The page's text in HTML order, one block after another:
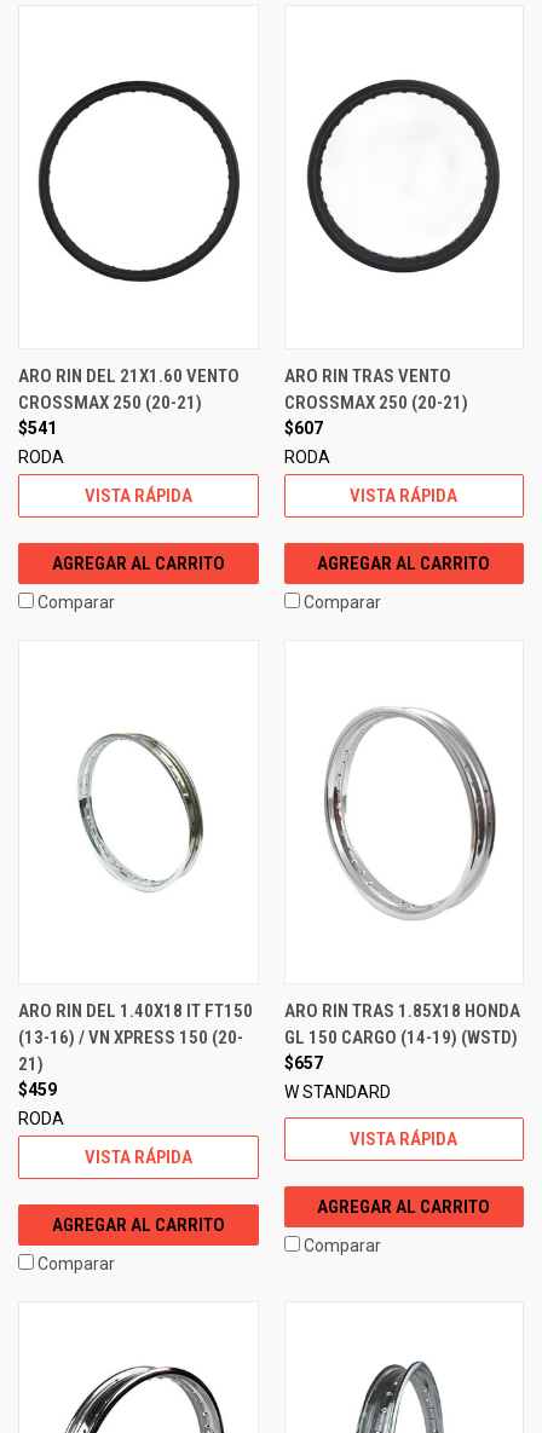
ARO RIN DEL 21X1.60 VENTO
CROSSMAX 250 (20-21)
$541
RODA
VISTA RÁPIDA
AGREGAR AL CARRITO
Comparar
ARO RIN TRAS VENTO
CROSSMAX 250 (20-21)
$607
RODA
VISTA RÁPIDA
AGREGAR AL CARRITO
Comparar
ARO RIN DEL 1.40X18 IT FT150
(13-16) / VN XPRESS 150 (20-
21)
$459
RODA
VISTA RÁPIDA
AGREGAR AL CARRITO
Comparar
ARO RIN TRAS 1.85X18 HONDA
GL 150 CARGO (14-19) (WSTD)
$657
W STANDARD
VISTA RÁPIDA
AGREGAR AL CARRITO
Comparar